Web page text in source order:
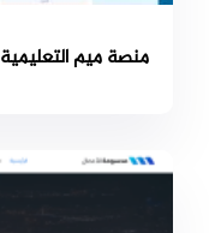
منصة ميم التعليمية